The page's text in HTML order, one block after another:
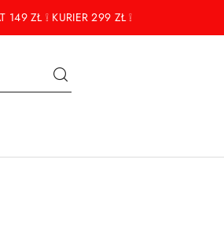
ZŁ ❕ KURIER 299 ZŁ ❕